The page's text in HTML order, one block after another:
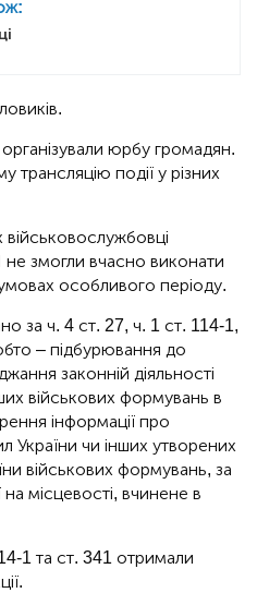
юрбу громадян.
події у різних
військовослужбовці
змогли вчасно виконати
особливого періоду.
за ч. 4 ст. 27, ч. 1 ст. 114-1,
– підбурювання до
законній діяльності
військових формувань в
інформації про
України чи інших утворених
військових формувань, за
на місцевості, вчинене в
1 та ст. 341 отримали